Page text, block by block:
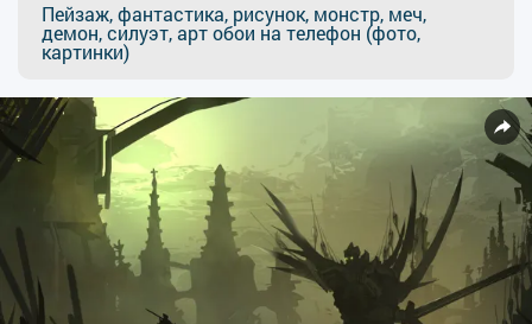
Пейзаж, фантастика, рисунок, монстр, меч,
демон, силуэт, арт обои на телефон (фото,
картинки)